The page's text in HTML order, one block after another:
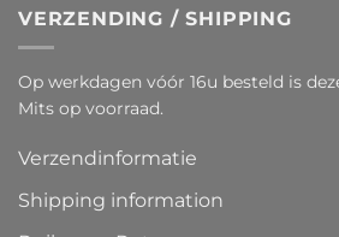
VERZENDING / SHIPPING
Op werkdagen vóór 16u besteld is
Mits op voorraad.
Verzendinformatie
Shipping information